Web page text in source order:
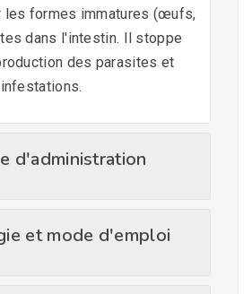
les formes immatures (œufs,
dans l'intestin. Il stoppe
des parasites et
d'administration
et mode d'emploi